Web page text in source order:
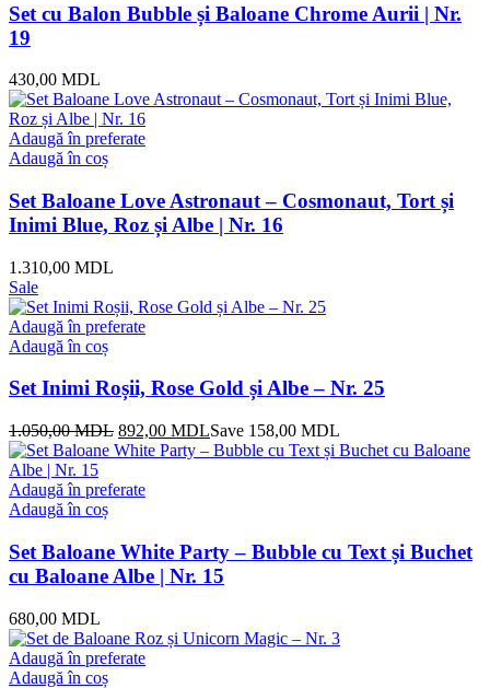
Set cu Balon Bubble și Baloane Chrome Aurii | Nr.
19
430,00 MDL
Adaugă în preferate
Adaugă în coș
Set Baloane Love Astronaut – Cosmonaut, Tort și
Inimi Blue, Roz și Albe | Nr. 16
1.310,00 MDL
Sale
Adaugă în preferate
Adaugă în coș
Set Inimi Roșii, Rose Gold și Albe – Nr. 25
1.050,00MDL Prețul
inițial
fost:
892,00 MDLPrețul
curent
Save 158,00 MDL
Adaugă în preferate
Adaugă în coș
Set Baloane White Party – Bubble cu Text și Buchet
cu Baloane Albe | Nr. 15
680,00 MDL
Adaugă în preferate
Adaugă în coș